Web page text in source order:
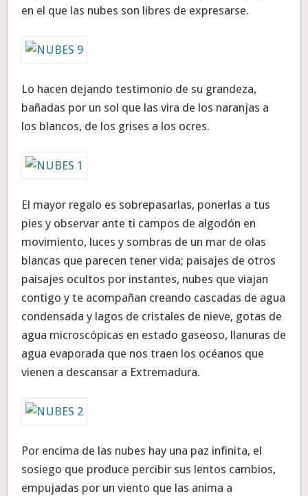
en el que las nubes son libres de expresarse.
Lo hacen dejando testimonio de su grandeza,
bañadas por un sol que las vira de los naranjas a
los blancos, de los grises a los ocres.
El mayor regalo es sobrepasarlas, ponerlas a tus
pies y observar ante ti campos de algodón en
movimiento, luces y sombras de un mar de olas
blancas que parecen tener vida; paisajes de otros
paisajes ocultos por instantes, nubes que viajan
contigo y te acompañan creando cascadas de agua
condensada y lagos de cristales de nieve, gotas de
agua microscópicas en estado gaseoso, llanuras de
agua evaporada que nos traen los océanos que
vienen a descansar a Extremadura.
Por encima de las nubes hay una paz infinita, el
sosiego que produce percibir sus lentos cambios,
empujadas por un viento que las anima a